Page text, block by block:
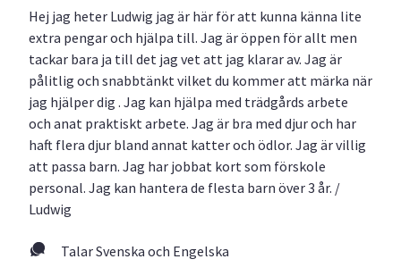
Hej jag heter Ludwig jag är här för att kunna känna lite
extra pengar och hjälpa till. Jag är öppen för allt men
tackar bara ja till det jag vet att jag klarar av. Jag är
pålitlig och snabbtänkt vilket du kommer att märka när
jag hjälper dig . Jag kan hjälpa med trädgårds arbete
och anat praktiskt arbete. Jag är bra med djur och har
haft flera djur bland annat katter och ödlor. Jag är villig
att passa barn. Jag har jobbat kort som förskole
personal. Jag kan hantera de flesta barn över 3 år. /
Ludwig
Talar Svenska och Engelska